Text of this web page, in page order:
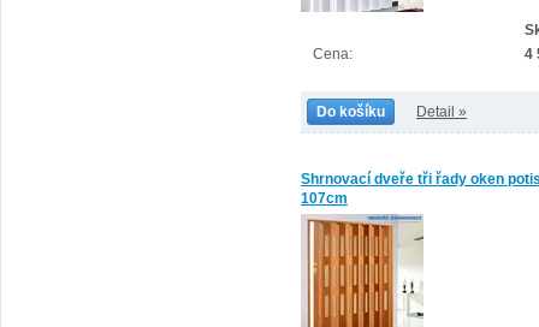
4
Cena:
Do košíku Detail »
Shrnovací dveře tři řady oken
107cm